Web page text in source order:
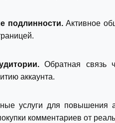
подлинности.Активное
Обратная связь
аккаунта.
услуги для повышения
комментариев от